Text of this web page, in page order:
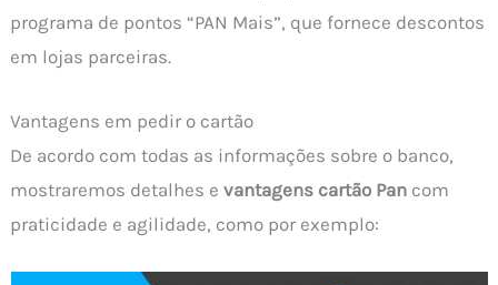
programa de pontos “PAN Mais”, que fornece descontos
em lojas parceiras.
Vantagens em pedir o cartão
De acordo com todas as informações sobre o banco,
mostraremos detalhes evantagens cartão Pan com
praticidade e agilidade, como por exemplo: